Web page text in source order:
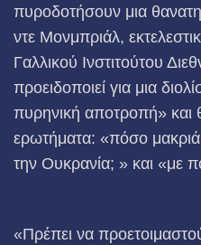
πυροδοτήσουν μια
ντε Μονμπριάλ,
Γαλλικού Ινστιτούτου
προειδοποιεί για μια
πυρηνική αποτροπή» και
ερωτήματα: «πόσο
την Ουκρανία; » και «με
«Πρέπει να